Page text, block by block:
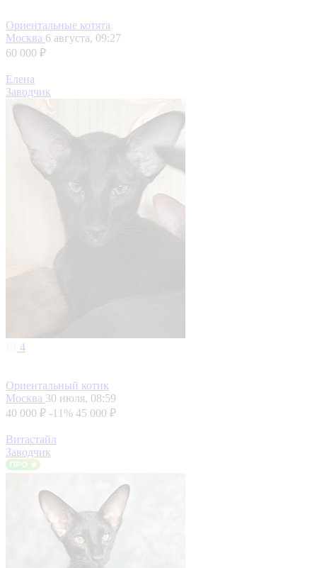
Ориентальные котята
Москва 6 августа, 09:27
60 000 ₽
Елена
Заводчик
4
Ориентальный котик
Москва 30 июля, 08:59
40 000 ₽ -11% 45 000 ₽
Витастайл
Заводчик